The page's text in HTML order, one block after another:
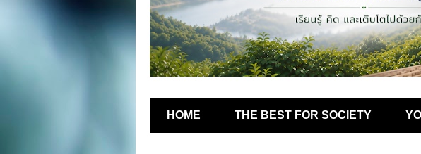
HOME THE BEST FOR SOCIETY